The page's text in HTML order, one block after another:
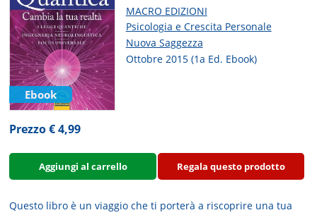
Ebook
MACRO EDIZIONI
Psicologia e Crescita Personale
Nuova Saggezza
Ottobre 2015 (1a Ed. Ebook)
Prezzo € 4,99
Aggiungi al carrello Regala questo prodotto
Questo libro è un viaggio che ti porterà a riscoprire una tua